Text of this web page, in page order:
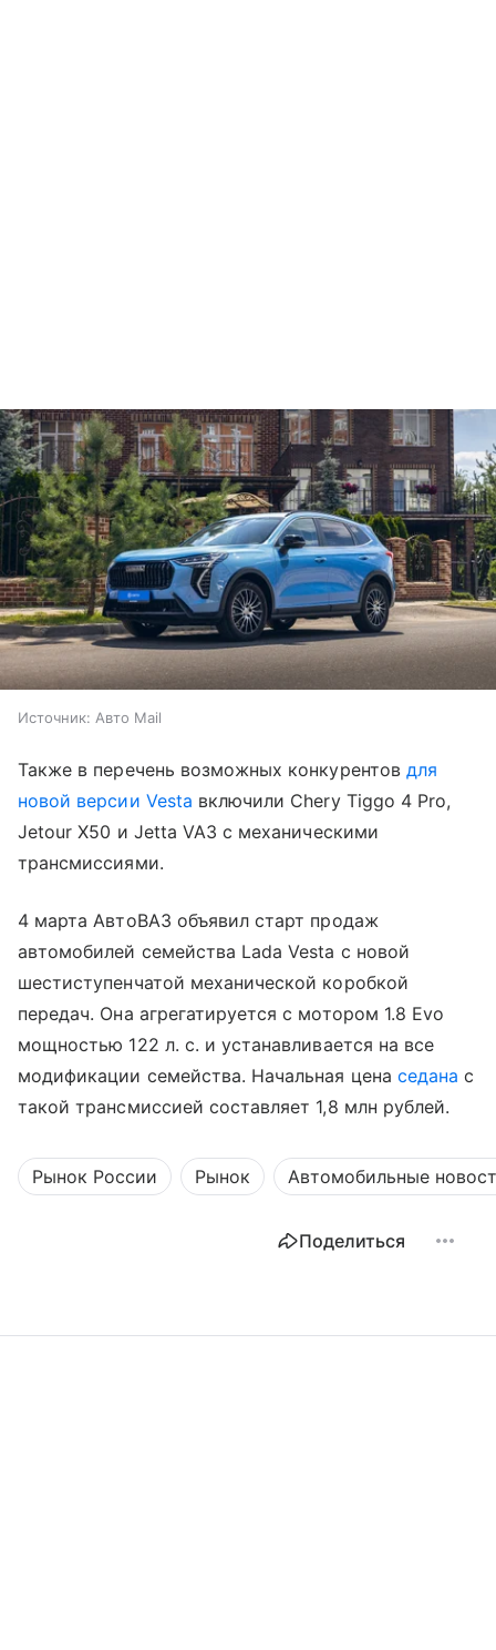
Источник: Авто Mail
Также в перечень возможных конкурентов для
новой версии Vesta включили Chery Tiggo 4 Pro,
Jetour X50 и Jetta VA3 с механическими
трансмиссиями.
4 марта АвтоВАЗ объявил старт продаж
автомобилей семейства Lada Vesta с новой
шестиступенчатой механической коробкой
передач. Она агрегатируется с мотором 1.8 Evo
мощностью 122 л. с. и устанавливается на все
модификации семейства. Начальная цена седана с
такой трансмиссией составляет 1,8 млн рублей.
Рынок России Рынок Автомобильные
Поделиться